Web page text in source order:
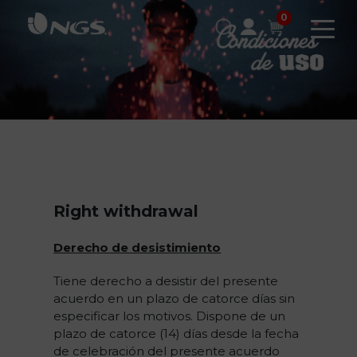
0
Right withdrawal
Derecho de desistimiento
Tiene derecho a desistir del presente
acuerdo en un plazo de catorce días sin
especificar los motivos. Dispone de un
plazo de catorce (14) días desde la fecha
de celebración del presente acuerdo